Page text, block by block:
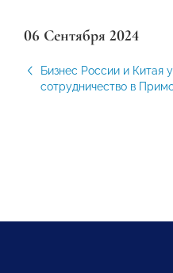
06 Сентября 2024
Бизнес России и Китая
сотрудничество в